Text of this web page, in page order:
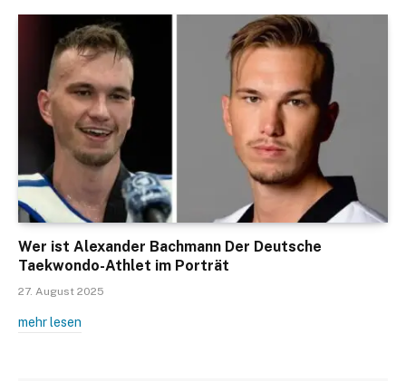
Wer ist Alexander Bachmann Der Deutsche
Taekwondo-Athlet im Porträt
27. August 2025
mehr lesen